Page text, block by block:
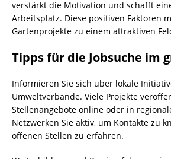
verstärkt die Motivation und schafft
Arbeitsplatz. Diese positiven Faktoren
Gartenprojekte zu einem attraktiven
Tipps für die Jobsuche im
Informieren Sie sich über lokale
Umweltverbände. Viele Projekte
Stellenangebote online oder in
Netzwerken Sie aktiv, um Kontakte zu
offenen Stellen zu erfahren.